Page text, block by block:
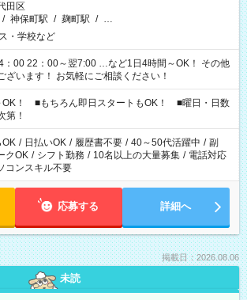
田区
/ 神保町駅 / 麹町駅 / …
・学校など
00 22：00～翌7:00 …など1日4時間～OK！ その他
ざいます！ お気軽にご相談ください！
OK！ ■もちろん即日スタートもOK！ ■曜日・日数
第！
OK / 日払いOK / 履歴書不要 / 40～50代活躍中 / 副
クOK / シフト勤務 / 10名以上の大量募集 / 電話対応
コンスキル不要
応募する 詳細へ
掲載日：2026.08.06
未読